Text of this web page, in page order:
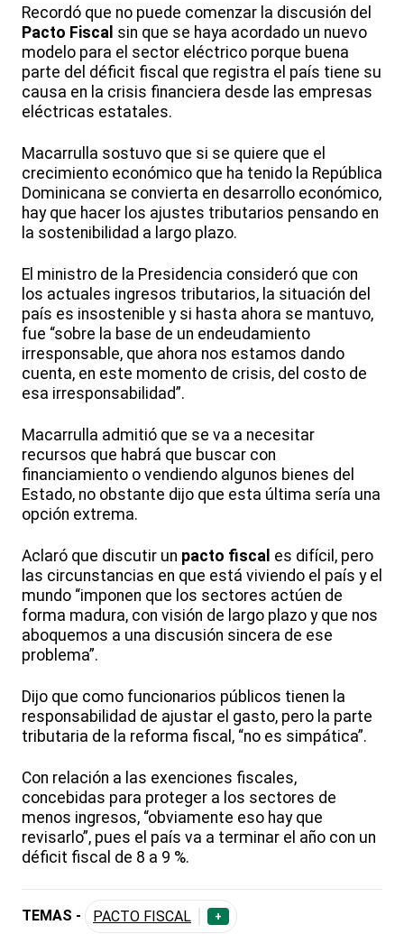
Recordó que no puede comenzar la discusión del
Pacto Fiscal sin que se haya acordado un nuevo
modelo para el sector eléctrico porque buena
parte del déficit fiscal que registra el país tiene su
causa en la crisis financiera desde las empresas
eléctricas estatales.
Macarrulla sostuvo que si se quiere que el
crecimiento económico que ha tenido la República
Dominicana se convierta en desarrollo económico,
hay que hacer los ajustes tributarios pensando en
la sostenibilidad a largo plazo.
El ministro de la Presidencia consideró que con
los actuales ingresos tributarios, la situación del
país es insostenible y si hasta ahora se mantuvo,
fue “sobre la base de un endeudamiento
irresponsable, que ahora nos estamos dando
cuenta, en este momento de crisis, del costo de
esa irresponsabilidad”.
Macarrulla admitió que se va a necesitar
recursos que habrá que buscar con
financiamiento o vendiendo algunos bienes del
Estado, no obstante dijo que esta última sería una
opción extrema.
Aclaró que discutir un pacto fiscal es difícil, pero
las circunstancias en que está viviendo el país y el
mundo “imponen que los sectores actúen de
forma madura, con visión de largo plazo y que nos
aboquemos a una discusión sincera de ese
problema”.
Dijo que como funcionarios públicos tienen la
responsabilidad de ajustar el gasto, pero la parte
tributaria de la reforma fiscal, “no es simpática”.
Con relación a las exenciones fiscales,
concebidas para proteger a los sectores de
menos ingresos, “obviamente eso hay que
revisarlo”, pues el país va a terminar el año con un
déficit fiscal de 8 a 9 %.
TEMAS - PACTO FISCAL +